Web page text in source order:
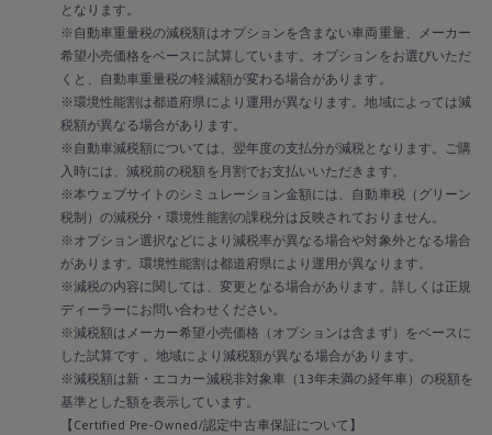
となります。
※自動車重量税の減税額はオプションを含まない車両重量、メーカー
希望小売価格をベースに試算しています。オプションをお選びいただ
くと、自動車重量税の軽減額が変わる場合があります。
※環境性能割は都道府県により運用が異なります。地域によっては減
税額が異なる場合があります。
※自動車減税額については、翌年度の支払分が減税となります。ご購
入時には、減税前の税額を月割でお支払いいただきます。
※本ウェブサイトのシミュレーション金額には、自動車税（グリーン
税制）の減税分・環境性能割の課税分は反映されておりません。
※オプション選択などにより減税率が異なる場合や対象外となる場合
があります。環境性能割は都道府県により運用が異なります。
※減税の内容に関しては、変更となる場合があります。詳しくは正規
ディーラーにお問い合わせください。
※減税額はメーカー希望小売価格（オプションは含まず）をベースに
した試算です 。地域により減税額が異なる場合があります。
※減税額は新・エコカー減税非対象車（13年未満の経年車）の税額を
基準とした額を表示しています。
【Certified Pre-Owned/認定中古車保証について】